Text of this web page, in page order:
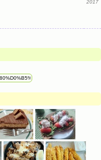
2017